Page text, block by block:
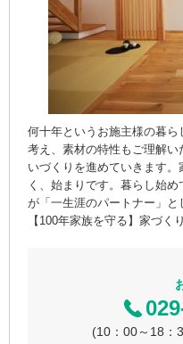
何十年というお施主様の暮
考え、素材の特性もご理解い
いづくりを進めていきます
く、始まりです。暮らし始
が「一生涯のパートナー」
【100年家族を守る】家づく
(10：00～18